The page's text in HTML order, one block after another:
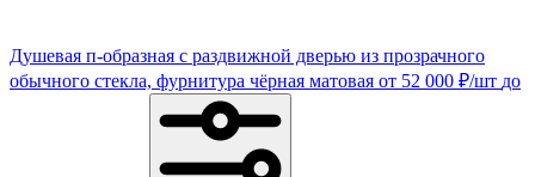
Душевая п-образная с раздвижной дверью из прозрачного
обычного стекла, фурнитура чёрная матовая от 52 000 ₽/шт до